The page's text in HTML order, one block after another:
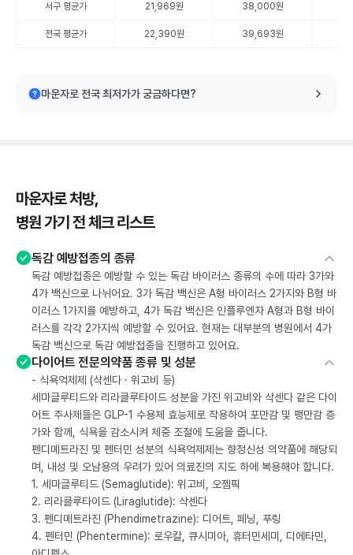
서구평균가 21,969원 38,000원
전국 평균가 22,390원 39,693원
마운자로 전국 최저가가 궁금하다면?
마운자로 처방,
병원 가기 전 체크 리스트
독감 예방접종의 종류
독감 예방접종은 예방할 수 있는 독감 바이러스 종류의 수에 따라 3가와
4가 백신으로 나뉘어요. 3가 독감 백신은 A형 바이러스 2가지와 B형 바
이러스 1가지를 예방하고, 4가 독감 백신은 인플루엔자 A형과 B형 바이
러스를 각각 2가지씩 예방할 수 있어요. 현재는 대부분의 병원에서 4가
독감 백신으로 독감 예방접종을 진행하고 있어요.
다이어트 전문의약품 종류 및 성분
- 식욕억제제 (삭센다 · 위고비 등)
세마글루티드와 리라클루타이드 성분을 가진 위고비와 삭센다 같은 다이
어트 주사제들은 GLP-1 수용체 효능제로 작용하여 포만감 및 팽만감 증
가와 함께, 식욕을 감소시켜 체중 조절에 도움을 줍니다.
펜디메트라진 및 펜터민 성분의 식욕억제제는 향정신성 의약품에 해당되
며, 내성 및 오남용의 우려가 있어 의료진의 지도 하에 복용해야 합니다.
1. 세마글루티드 (Semaglutide): 위고비, 오젬픽
2. 리라클루타이드 (Liraglutide): 삭센다
3. 펜디메트라진 (Phendimetrazine): 디어트, 페닝, 푸링
4. 펜터민 (Phentermine): 로우칼, 큐시미아, 휴터민세미, 디에타민,